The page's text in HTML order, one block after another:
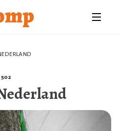
502